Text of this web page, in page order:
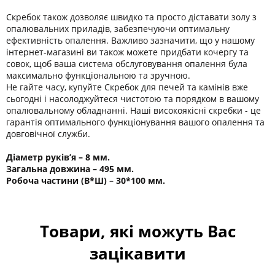
Скребок також дозволяє швидко та просто діставати золу з
опалювальних приладів, забезпечуючи оптимальну
ефективність опалення. Важливо зазначити, що у нашому
інтернет-магазині ви також можете придбати кочергу та
совок, щоб ваша система обслуговування опалення була
максимально функціональною та зручною.
Не гайте часу, купуйте Скребок для печей та камінів вже
сьогодні і насолоджуйтеся чистотою та порядком в вашому
опалювальному обладнанні. Наші високоякісні скребки - це
гарантія оптимального функціонування вашого опалення та
довговічної служби.
Діаметр руків’я – 8 мм.
Загальна довжина – 495 мм.
Робоча частини (В*Ш) – 30*100 мм.
Товари, які можуть Вас
зацікавити